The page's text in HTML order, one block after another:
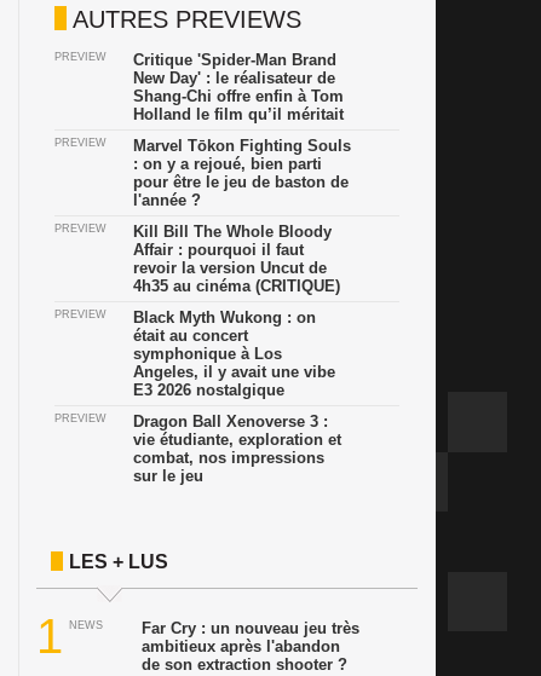
AUTRES PREVIEWS
PREVIEW
Critique 'Spider-Man Brand
New Day' : le réalisateur de
Shang-Chi offre enfin à Tom
Holland le film qu’il méritait
PREVIEW
Marvel Tōkon Fighting Souls
: on y a rejoué, bien parti
pour être le jeu de baston de
l'année ?
PREVIEW
Kill Bill The Whole Bloody
Affair : pourquoi il faut
revoir la version Uncut de
4h35 au cinéma (CRITIQUE)
PREVIEW
Black Myth Wukong : on
était au concert
symphonique à Los
Angeles, il y avait une vibe
E3 2026 nostalgique
PREVIEW
Dragon Ball Xenoverse 3 :
vie étudiante, exploration et
combat, nos impressions
sur le jeu
LES + LUS
1 NEWS
Far Cry : un nouveau jeu très
ambitieux après l'abandon
de son extraction shooter ?